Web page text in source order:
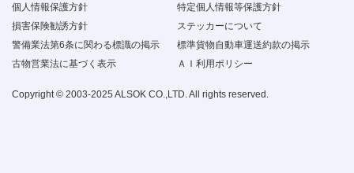
個人情報保護方針
特定個人情報等保護方針
損害保険勧誘方針
ステッカーについて
警備業法第6条に関わる標識の掲示
標準貨物自動車運送約款の掲示
古物営業法に基づく表示
ＡＩ利用ポリシー
Copyright © 2003-2025 ALSOK CO.,LTD. All rights reserved.